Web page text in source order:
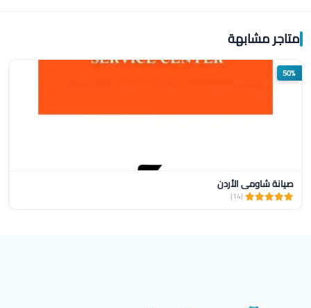
متاجر مشابهة
50%
صيانة شاومي الأردن
(14)